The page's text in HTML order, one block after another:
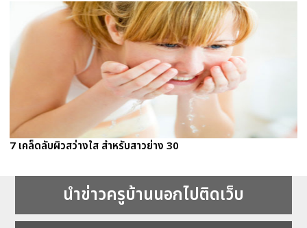
7 เคล็ดลับผิวสว่างใส สำหรับสาวย่าง 30
นำข่าวครูบ้านนอกไปติดเว็บ